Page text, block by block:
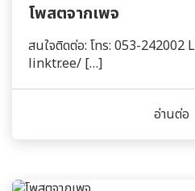
โพสตจากเพจ
สนใจติดต่อ: โทร: 053-242002
linktr.ee/ […]
อ่านต่อ